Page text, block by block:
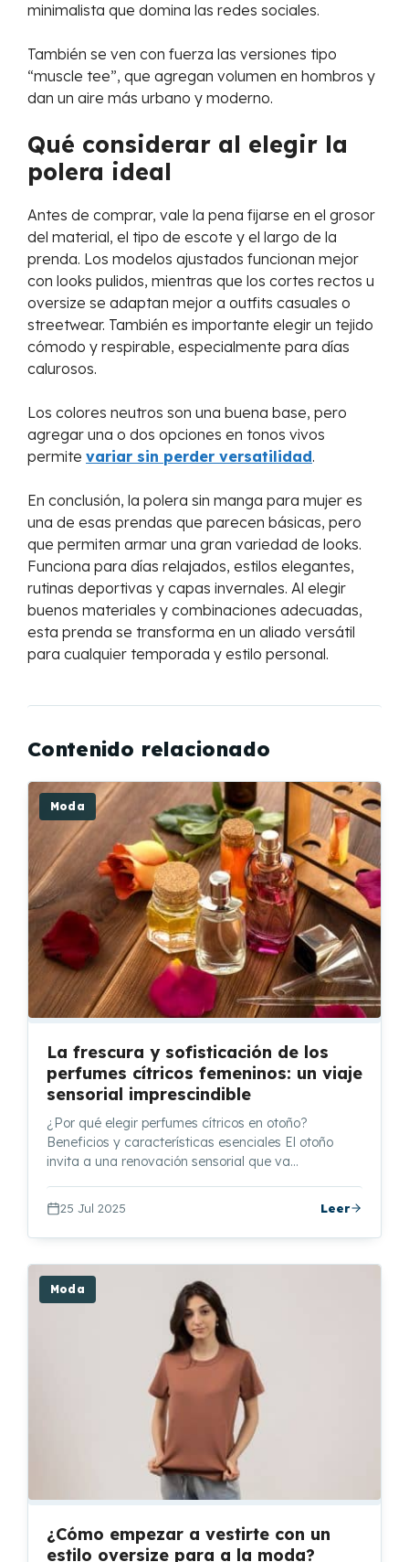
minimalista que domina las redes sociales.
También se ven con fuerza las versiones tipo
“muscle tee”, que agregan volumen en hombros y
dan un aire más urbano y moderno.
Qué considerar al elegir la
polera ideal
Antes de comprar, vale la pena fijarse en el grosor
del material, el tipo de escote y el largo de la
prenda. Los modelos ajustados funcionan mejor
con looks pulidos, mientras que los cortes rectos u
oversize se adaptan mejor a outfits casuales o
streetwear. También es importante elegir un tejido
cómodo y respirable, especialmente para días
calurosos.
Los colores neutros son una buena base, pero
agregar una o dos opciones en tonos vivos
permite variar sin perder versatilidad.
En conclusión, la polera sin manga para mujer es
una de esas prendas que parecen básicas, pero
que permiten armar una gran variedad de looks.
Funciona para días relajados, estilos elegantes,
rutinas deportivas y capas invernales. Al elegir
buenos materiales y combinaciones adecuadas,
esta prenda se transforma en un aliado versátil
para cualquier temporada y estilo personal.
Contenido relacionado
Moda
La frescura y sofisticación de los
perfumes cítricos femeninos: un viaje
sensorial imprescindible
¿Por qué elegir perfumes cítricos en otoño?
Beneficios y características esenciales El otoño
invita a una renovación sensorial que va…
25 Jul 2025 Leer
Moda
¿Cómo empezar a vestirte con un
estilo oversize para a la moda?